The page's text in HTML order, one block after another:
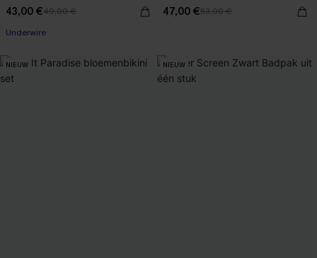
43,00 €49,00 €
Underwire
47,00 €53,00 €
NIEUW NIEUW